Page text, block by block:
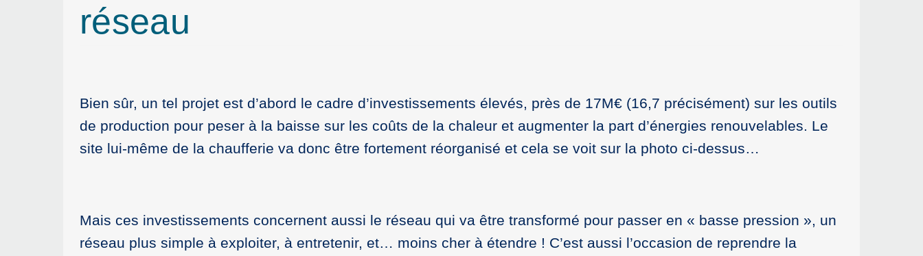
réseau
Bien sûr, un tel projet est d’abord le cadre d’investissements élevés, près de 17M€ (16,7 précisément) sur les outils
de production pour peser à la baisse sur les coûts de la chaleur et augmenter la part d’énergies renouvelables. Le
site lui-même de la chaufferie va donc être fortement réorganisé et cela se voit sur la photo ci-dessus…
Mais ces investissements concernent aussi le réseau qui va être transformé pour passer en « basse pression », un
réseau plus simple à exploiter, à entretenir, et… moins cher à étendre ! C’est aussi l’occasion de reprendre la